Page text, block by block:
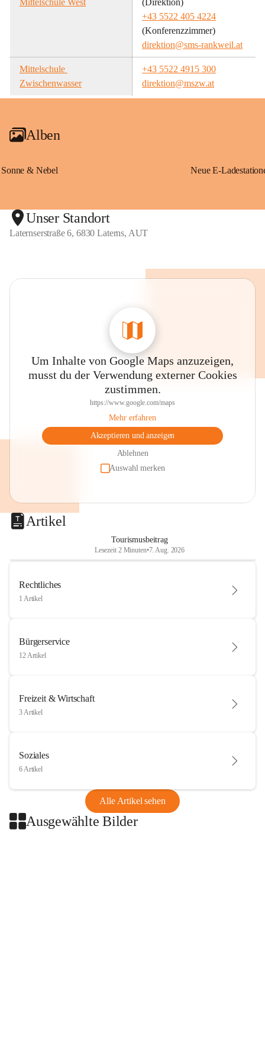
Mittelschule West
(Direktion)
+43 5522 405 4224
(Konferenzzimmer)
direktion@sms-rankweil.at
Mittelschule
Zwischenwasser
+43 5522 4915 300
direktion@mszw.at
Alben
Sonne & Nebel
Unser Standort
Laternserstraße 6, 6830 Laterns, AUT
Um Inhalte von Google Maps anzuzeigen,
musst du der Verwendung externer Cookies
zustimmen.
https://www.google.com/maps
Mehr erfahren
Akzeptieren und anzeigen
Ablehnen
Auswahl merken
Artikel
Tourismusbeitrag
Lesezeit 2 Minuten•7. Aug. 2026
Rechtliches
1 Artikel
Bürgerservice
12 Artikel
Freizeit & Wirtschaft
3 Artikel
Soziales
6 Artikel
Alle Artikel sehen
Ausgewählte Bilder